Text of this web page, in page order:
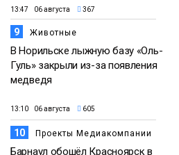
13:47 06 августа 367
9 Животные
В Норильске лыжную базу «Оль-
Гуль» закрыли из-за появления
медведя
13:10 06 августа 605
10 Проекты Медиакомпании
Барнаул обошёл Красноярск в